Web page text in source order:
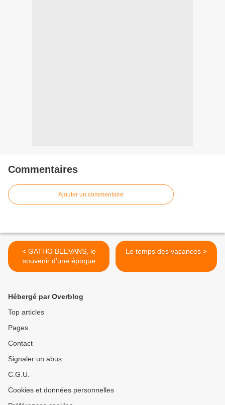
Commentaires
Ajouter un commentaire
< GATHO BEEVANS, le
souvenir d'une époque
Le temps des vacances >
Hébergé par Overblog
Top articles
Pages
Contact
Signaler un abus
C.G.U.
Cookies et données personnelles